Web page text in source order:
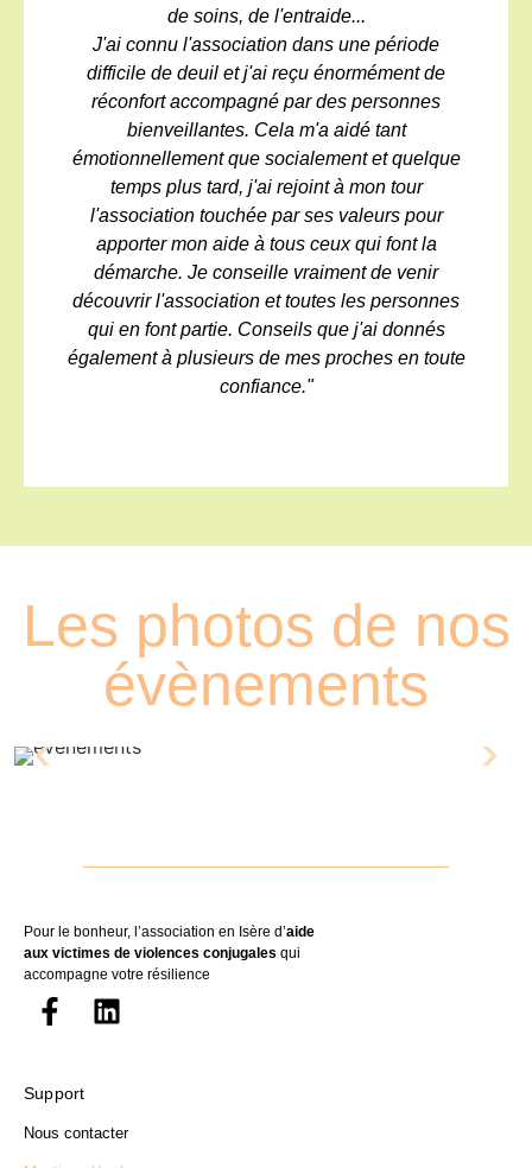
de soins, de l'entraide...
J'ai connu l'association dans une période
difficile de deuil et j'ai reçu énormément de
réconfort accompagné par des personnes
bienveillantes. Cela m'a aidé tant
émotionnellement que socialement et quelque
temps plus tard, j'ai rejoint à mon tour
l'association touchée par ses valeurs pour
apporter mon aide à tous ceux qui font la
démarche. Je conseille vraiment de venir
découvrir l'association et toutes les personnes
qui en font partie. Conseils que j'ai donnés
également à plusieurs de mes proches en toute
confiance."
Les photos de nos
évènements
Pour le bonheur, l’association en Isère d’aide
aux victimes de violences conjugales qui
accompagne votre résilience
Support
Nous contacter